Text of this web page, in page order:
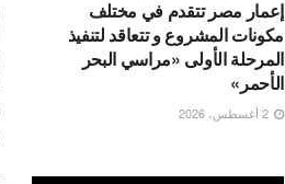
إعمار مصر تتقدم في مختلف
مكونات المشروع و تتعاقد لتنفيذ
المرحلة الأولى «مراسي البحر
الأحمر»